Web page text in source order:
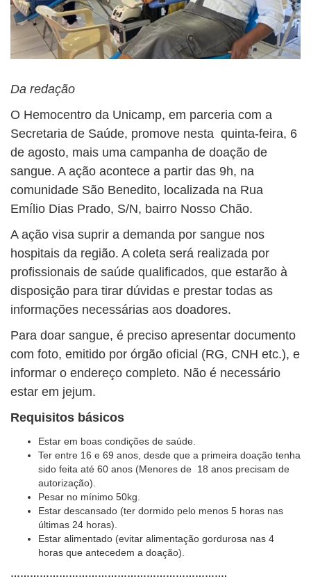
Da redação
O Hemocentro da Unicamp, em parceria com a
Secretaria de Saúde, promove nesta quinta-feira, 6
de agosto, mais uma campanha de doação de
sangue. A ação acontece a partir das 9h, na
comunidade São Benedito, localizada na Rua
Emílio Dias Prado, S/N, bairro Nosso Chão.
A ação visa suprir a demanda por sangue nos
hospitais da região. A coleta será realizada por
profissionais de saúde qualificados, que estarão à
disposição para tirar dúvidas e prestar todas as
informações necessárias aos doadores.
Para doar sangue, é preciso apresentar documento
com foto, emitido por órgão oficial (RG, CNH etc.), e
informar o endereço completo. Não é necessário
estar em jejum.
Requisitos básicos
Estar em boas condições de saúde.
Ter entre 16 e 69 anos, desde que a primeira doação tenha
sido feita até 60 anos (Menores de 18 anos precisam de
autorização).
Pesar no mínimo 50kg.
Estar descansado (ter dormido pelo menos 5 horas nas
últimas 24 horas).
Estar alimentado (evitar alimentação gordurosa nas 4
horas que antecedem a doação).
………………………………………………………….